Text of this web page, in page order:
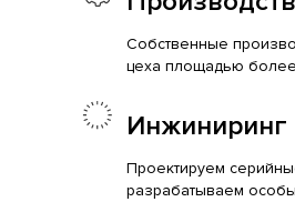
Собственные
цеха площадью
Инжиниринг
Проектируем
разрабатываем